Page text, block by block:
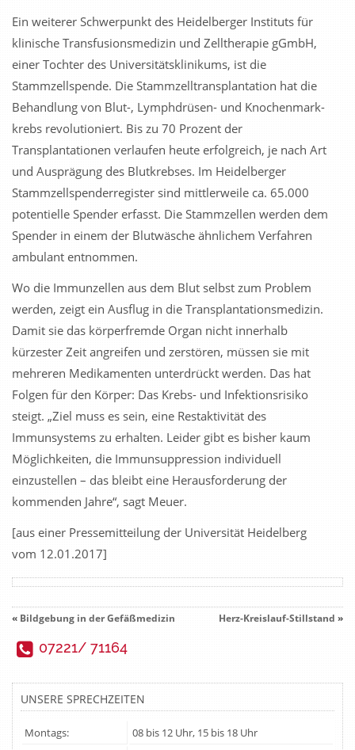
Ein weiterer Schwerpunkt des Heidelberger Instituts für
klinische Transfusionsmedizin und Zelltherapie gGmbH,
einer Tochter des Universitätsklinikums, ist die
Stammzellspende. Die Stammzelltransplantation hat die
Behandlung von Blut-, Lymphdrüsen- und Knochenmark­
krebs revolutioniert. Bis zu 70 Prozent der
Transplantationen verlaufen heute erfolgreich, je nach Art
und Ausprägung des Blutkrebses. Im Heidelberger
Stammzellspender­register sind mittlerweile ca. 65.000
potentielle Spender erfasst. Die Stammzellen werden dem
Spender in einem der Blutwäsche ähnlichem Verfahren
ambulant entnommen.
Wo die Immunzellen aus dem Blut selbst zum Problem
werden, zeigt ein Ausflug in die Transplantationsmedizin.
Damit sie das körperfremde Organ nicht innerhalb
kürzester Zeit angreifen und zerstören, müssen sie mit
mehreren Medikamenten unterdrückt werden. Das hat
Folgen für den Körper: Das Krebs- und Infektionsrisiko
steigt. „Ziel muss es sein, eine Restaktivität des
Immunsystems zu erhalten. Leider gibt es bisher kaum
Möglichkeiten, die Immunsuppression individuell
einzustellen – das bleibt eine Herausforderung der
kommenden Jahre“, sagt Meuer.
[aus einer Pressemitteilung der Universität Heidelberg
vom 12.01.2017]
« Bildgebung in der Gefäßmedizin Herz-Kreislauf-Stillstand »
07221/ 71164
UNSERE SPRECHZEITEN
Montags: 08 bis 12 Uhr, 15 bis 18 Uhr